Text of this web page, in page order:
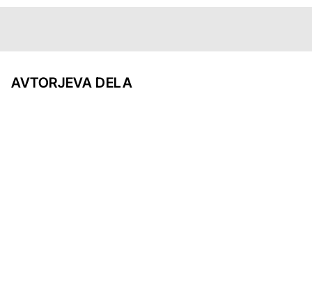
AVTORJEVA DELA